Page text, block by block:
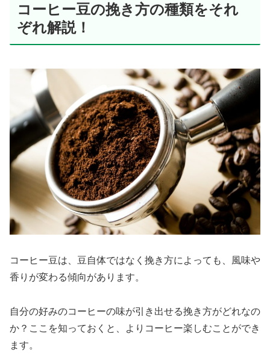
コーヒー豆の挽き方の種類をそれ
ぞれ解説！
コーヒー豆は、豆自体ではなく挽き方によっても、風味や
香りが変わる傾向があります。
自分の好みのコーヒーの味が引き出せる挽き方がどれなの
か？ここを知っておくと、よりコーヒー楽しむことができ
ます。